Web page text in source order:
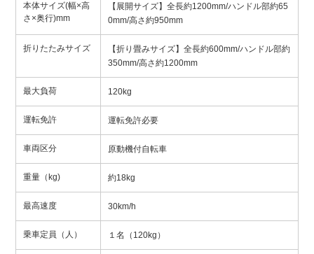
本体サイズ(幅×高
さ×奥行)mm
【展開サイズ】全長約1200mm/ハンドル部約65
0mm/高さ約950mm
折りたたみサイズ
【折り畳みサイズ】全長約600mm/ハンドル部約
350mm/高さ約1200mm
最大負荷 120kg
運転免許 運転免許必要
車両区分 原動機付自転車
重量（kg) 約18kg
最高速度 30km/h
乗車定員（人） １名（120kg）